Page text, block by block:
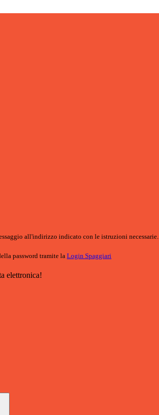
all'indirizzo indicato con le istruzioni necessarie.
password tramite la Login Spaggiari
elettronica!